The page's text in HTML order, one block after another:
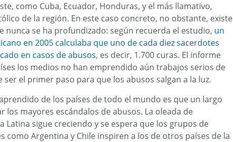
como Cuba, Ecuador, Honduras, y el más llamativo,
de la región. En este caso concreto, no obstante, existe
nunca se ha profundizado: según recuerda el estudio, un
en 2005 calculaba que uno de cada diez sacerdotes
en casos de abusos, es decir, 1.700 curas. El informe
los medios no han emprendido aún trabajos serios de
ser el primer paso para que los abusos salgan a la luz.
de los países de todo el mundo es que un largo
los mayores escándalos de abusos. La oleada de
Latina sigue creciendo y se espera que los grupos de
como Argentina y Chile inspiren a los de otros países de la